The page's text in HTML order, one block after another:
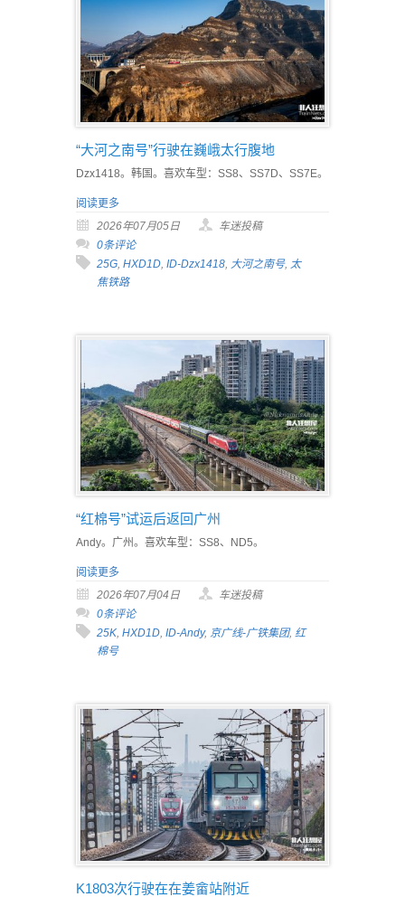
“大河之南号”行驶在巍峨太行腹地
Dzx1418。韩国。喜欢车型：SS8、SS7D、SS7E。
阅读更多
2026年07月05日
车迷投稿
0条评论
25G HXD1D ID-Dzx1418 大河之南号, 太
焦铁路
“红棉号”试运后返回广州
Andy。广州。喜欢车型：SS8、ND5。
阅读更多
2026年07月04日
车迷投稿
0条评论
25K, HXD1D, ID-Andy, 京广线-广铁集团, 红
棉号
K1803次行驶在在姜畲站附近